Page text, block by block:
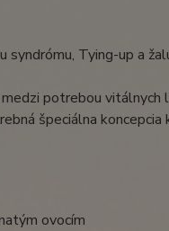
syndrómu, Tying-up a
potrebou vitálnych
špeciálna koncepcia
ovocím